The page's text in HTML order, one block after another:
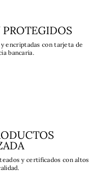
PROTEGIDOS
encriptadas con tarjeta de
bancaria.
y certificados con altos